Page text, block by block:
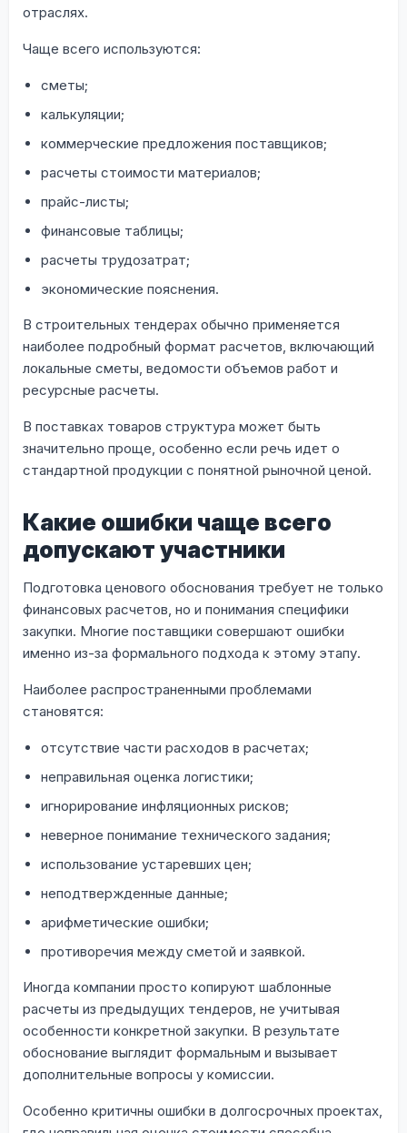
отраслях.
Чаще всего используются:
сметы;
калькуляции;
коммерческие предложения поставщиков;
расчеты стоимости материалов;
прайс-листы;
финансовые таблицы;
расчеты трудозатрат;
экономические пояснения.
В строительных тендерах обычно применяется
наиболее подробный формат расчетов, включающий
локальные сметы, ведомости объемов работ и
ресурсные расчеты.
В поставках товаров структура может быть
значительно проще, особенно если речь идет о
стандартной продукции с понятной рыночной ценой.
Какие ошибки чаще всего
допускают участники
Подготовка ценового обоснования требует не только
финансовых расчетов, но и понимания специфики
закупки. Многие поставщики совершают ошибки
именно из-за формального подхода к этому этапу.
Наиболее распространенными проблемами
становятся:
отсутствие части расходов в расчетах;
неправильная оценка логистики;
игнорирование инфляционных рисков;
неверное понимание технического задания;
использование устаревших цен;
неподтвержденные данные;
арифметические ошибки;
противоречия между сметой и заявкой.
Иногда компании просто копируют шаблонные
расчеты из предыдущих тендеров, не учитывая
особенности конкретной закупки. В результате
обоснование выглядит формальным и вызывает
дополнительные вопросы у комиссии.
Особенно критичны ошибки в долгосрочных проектах,